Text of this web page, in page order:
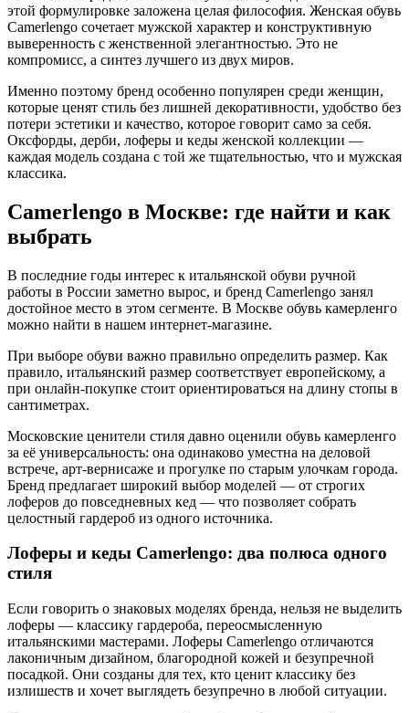
этой формулировке заложена целая философия. Женская обувь
Camerlengo сочетает мужской характер и конструктивную
выверенность с женственной элегантностью. Это не
компромисс, а синтез лучшего из двух миров.
Именно поэтому бренд особенно популярен среди женщин,
которые ценят стиль без лишней декоративности, удобство без
потери эстетики и качество, которое говорит само за себя.
Оксфорды, дерби, лоферы и кеды женской коллекции —
каждая модель создана с той же тщательностью, что и мужская
классика.
Camerlengo в Москве: где найти и как
выбрать
В последние годы интерес к итальянской обуви ручной
работы в России заметно вырос, и бренд Camerlengo занял
достойное место в этом сегменте. В Москве обувь камерленго
можно найти в нашем интернет-магазине.
При выборе обуви важно правильно определить размер. Как
правило, итальянский размер соответствует европейскому, а
при онлайн-покупке стоит ориентироваться на длину стопы в
сантиметрах.
Московские ценители стиля давно оценили обувь камерленго
за её универсальность: она одинаково уместна на деловой
встрече, арт-вернисаже и прогулке по старым улочкам города.
Бренд предлагает широкий выбор моделей — от строгих
лоферов до повседневных кед — что позволяет собрать
целостный гардероб из одного источника.
Лоферы и кеды Camerlengo: два полюса одного
стиля
Если говорить о знаковых моделях бренда, нельзя не выделить
лоферы — классику гардероба, переосмысленную
итальянскими мастерами. Лоферы Camerlengo отличаются
лаконичным дизайном, благородной кожей и безупречной
посадкой. Они созданы для тех, кто ценит классику без
излишеств и хочет выглядеть безупречно в любой ситуации.